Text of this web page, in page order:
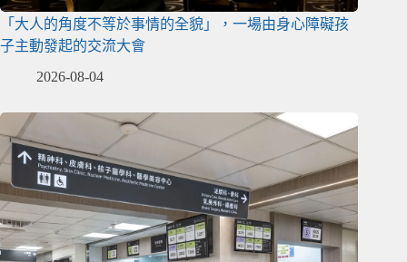
「大人的角度不等於事情的全貌」，一場由身心障礙孩
子主動發起的交流大會
2026-08-04